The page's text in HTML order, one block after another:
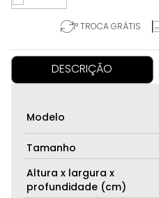
1° TROCA GRÁTIS
DESCRIÇÃO
Modelo
Tamanho
Altura x largura x
profundidade (cm)